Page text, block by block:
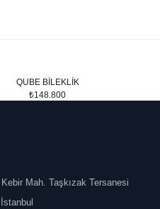
QUBE BİLEKLİK
₺148.800
Mah. Taşkızak Tersanesi